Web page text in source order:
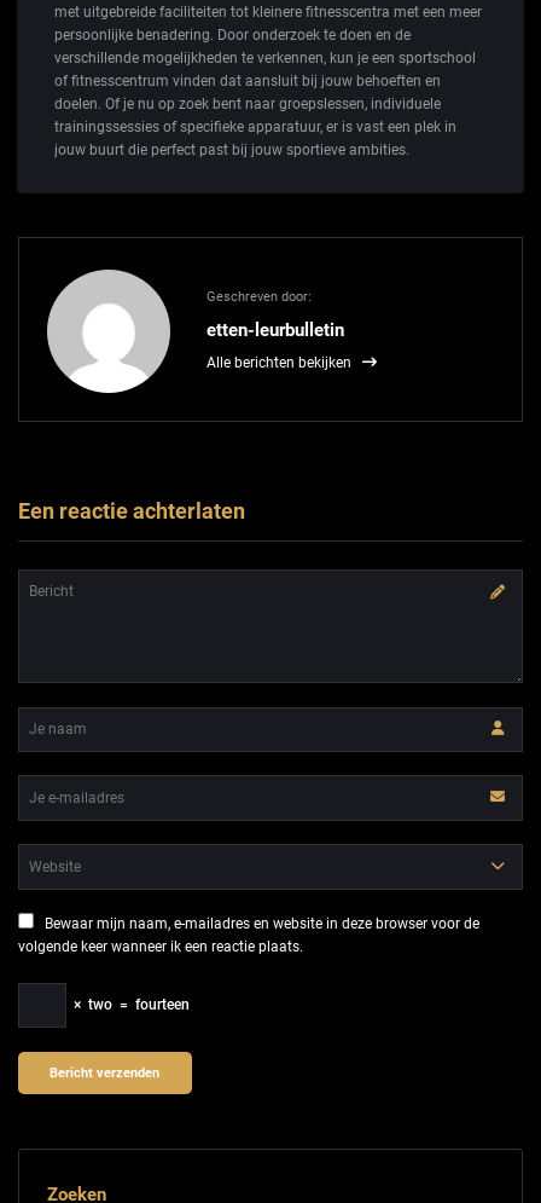
met uitgebreide faciliteiten tot kleinere fitnesscentra met een meer
persoonlijke benadering. Door onderzoek te doen en de
verschillende mogelijkheden te verkennen, kun je een sportschool
of fitnesscentrum vinden dat aansluit bij jouw behoeften en
doelen. Of je nu op zoek bent naar groepslessen, individuele
trainingssessies of specifieke apparatuur, er is vast een plek in
jouw buurt die perfect past bij jouw sportieve ambities.
Geschreven door:
etten-leurbulletin
Alle berichten bekijken
Een reactie achterlaten
Bewaar mijn naam, e-mailadres en website in deze browser voor de
volgende keer wanneer ik een reactie plaats.
× two = fourteen
Zoeken